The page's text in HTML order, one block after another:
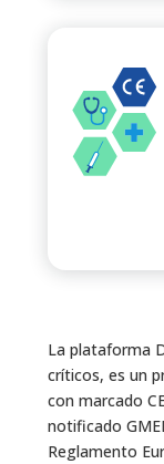
La plataforma
críticos, es un
con marcado
notificado
Reglamento